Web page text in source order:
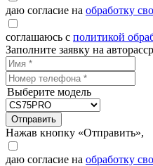
даю согласие на обработку
соглашаюсь с политикой
Заполните заявку на
Выберите модель
Отправить
Нажав кнопку «Отправить»,
даю согласие на обработку